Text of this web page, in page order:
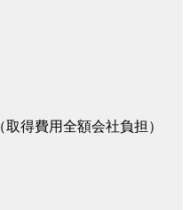
得費用全額会社負担）